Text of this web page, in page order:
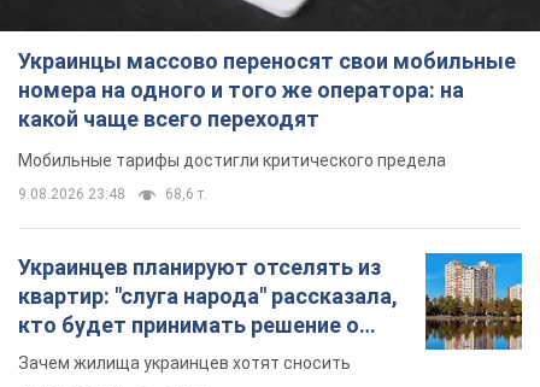
Украинцы массово переносят свои мобильные
номера на одного и того же оператора: на
какой чаще всего переходят
Мобильные тарифы достигли критического предела
9.08.2026 23:48 68,6 т.
Украинцев планируют отселять из
квартир: "слуга народа" рассказала,
кто будет принимать решение о
сносе домов
Зачем жилища украинцев хотят сносить